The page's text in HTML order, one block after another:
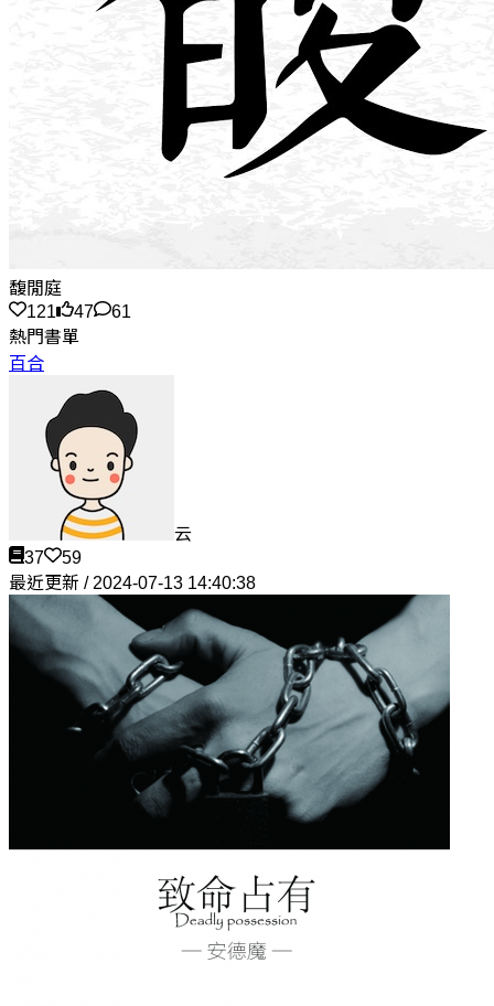
馥閒庭
121
47
61
熱門書單
百合
云
37
59
最近更新 / 2024-07-13 14:40:38